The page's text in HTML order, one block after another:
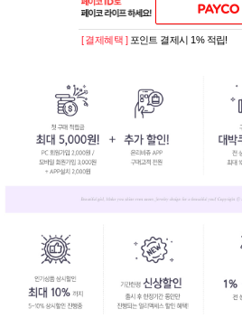
[ 결제혜택 ] 포인트 결제시 1% 적립!